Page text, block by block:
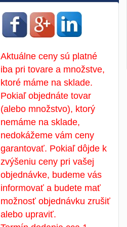
Aktuálne ceny sú platné
iba pri tovare a množstve,
ktoré máme na sklade.
Pokiaľ objednáte tovar
(alebo množstvo), ktorý
nemáme na sklade,
nedokážeme vám ceny
garantovať. Pokiaľ dôjde k
zvýšeniu ceny pri vašej
objednávke, budeme vás
informovať a budete mať
možnosť objednávku zrušiť
alebo upraviť.